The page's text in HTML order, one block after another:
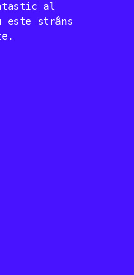
al
este strâns